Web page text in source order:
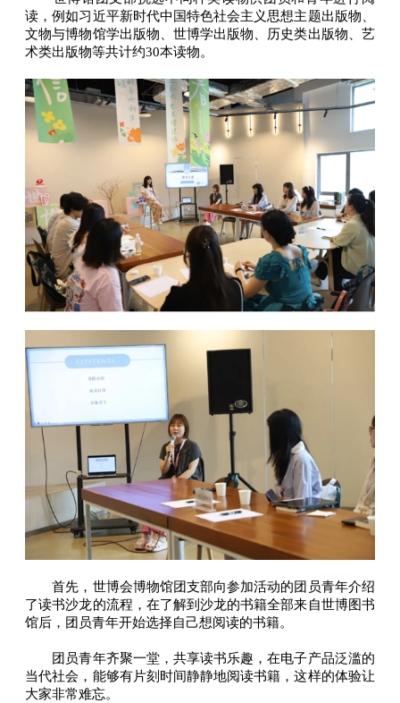
读，例如习近平新时代中国特色社会主义思想主题出版物、
文物与博物馆学出版物、世博学出版物、历史类出版物、艺
术类出版物等共计约30本读物。
首先，世博会博物馆团支部向参加活动的团员青年介绍
了读书沙龙的流程，在了解到沙龙的书籍全部来自世博图书
馆后，团员青年开始选择自己想阅读的书籍。
团员青年齐聚一堂，共享读书乐趣，在电子产品泛滥的
当代社会，能够有片刻时间静静地阅读书籍，这样的体验让
大家非常难忘。